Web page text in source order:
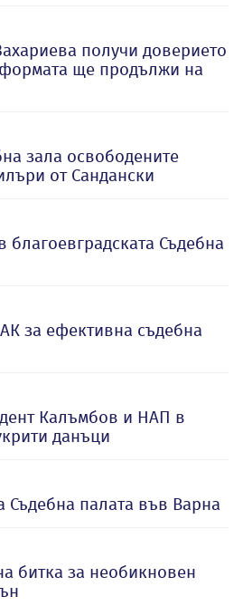
получи доверието
ще продължи на
зала освободените
от Сандански
благоевградската Съдебна
за ефективна съдебна
Калъмбов и НАП в
данъци
Съдебна палата във Варна
битка за необикновен